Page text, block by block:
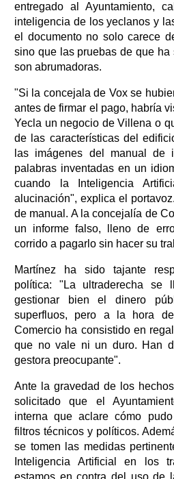
entregado al Ayuntamiento,
inteligencia de los yeclanos y
el documento no solo carece
sino que las pruebas de que
son abrumadoras.
"Si la concejala de Vox se
antes de firmar el pago, habría
Yecla un negocio de Villena o
de las características del
las imágenes del manual de
palabras inventadas en un
cuando la Inteligencia
alucinación", explica el
de manual. A la concejalía de
un informe falso, lleno de
corrido a pagarlo sin hacer su
Martínez ha sido tajante
política: "La ultraderecha se
gestionar bien el dinero
superfluos, pero a la hora
Comercio ha consistido en
que no vale ni un duro. Han
gestora preocupante".
Ante la gravedad de los
solicitado que el
interna que aclare cómo
filtros técnicos y políticos.
se tomen las medidas
Inteligencia Artificial en los
estamos en contra del uso de